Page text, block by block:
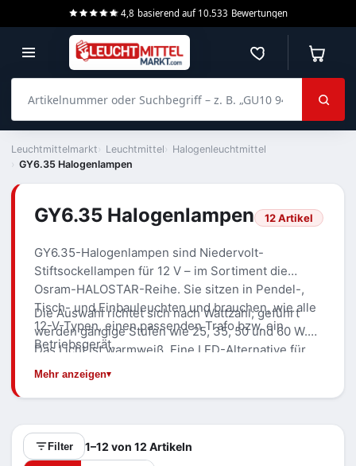
4,8 basierend auf 10.533 Bewertungen
Merkzettel
Leuchtmittelmarkt Leuchtmittel
Halogenleuchtmittel
GY6.35 Halogenlampen
GY6.35 Halogenlampen 12 Artikel
GY6.35-Halogenlampen sind Niedervolt-
Stiftsockellampen für 12 V – im Sortiment die
Osram-HALOSTAR-Reihe. Sie sitzen in Pendel-,
Tisch- und Einbauleuchten und brauchen, wie alle
12-V-Typen, einen passenden Trafo bzw. ein
Betriebsgerät.
Die Auswahl richtet sich nach Wattzahl; geführt
werden gängige Stufen wie 25, 35, 50 und 60 W.
Das Licht ist warmweiß. Eine LED-Alternative für
Niedervolt-Stiftsockel ist verlinkt.
Mehr anzeigen
Filter 1–12 von 12 Artikeln